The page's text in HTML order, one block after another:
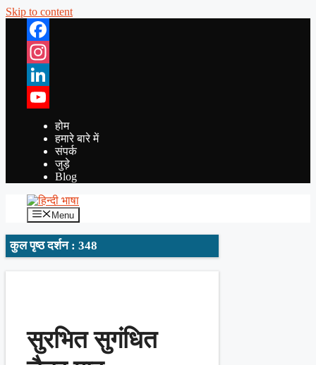
Skip to content
Facebook
Instagram
LinkedIn
YouTube
होम
हमारे बारे में
संपर्क
जुड़े
Blog
Menu
कुल पृष्ठ दर्शन : 348
सुरभित सुगंधित